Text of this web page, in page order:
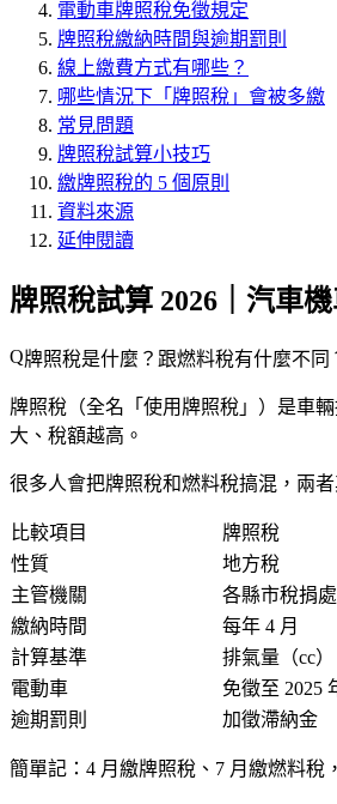
電動車牌照稅免徵規定
牌照稅繳納時間與逾期罰則
線上繳費方式有哪些？
哪些情況下「牌照稅」會被多繳
常見問題
牌照稅試算小技巧
繳牌照稅的 5 個原則
資料來源
延伸閱讀
牌照稅試算 2026｜汽車
牌照稅是什麼？跟燃料稅有什麼不同
牌照稅（全名「使用牌照稅」）是車
大、稅額越高。
很多人會把牌照稅和燃料稅搞混，兩者
比較項目 牌照稅
性質
地方稅
主管機關
各縣市稅捐處
繳納時間
每年 4 月
計算基準
排氣量（cc）
電動車
免徵至 2025
逾期罰則
加徵滯納金
簡單記： 4 月繳牌照稅、7 月繳燃料稅